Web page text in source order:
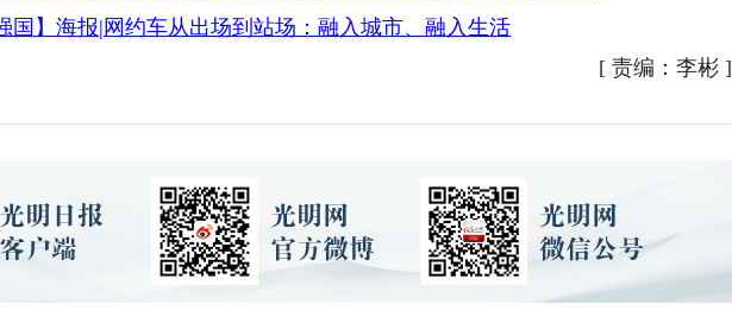
国】海报|网约车从出场到站场：融入城市、融入生活
[ 责编：李彬]